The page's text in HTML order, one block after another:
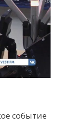
событие